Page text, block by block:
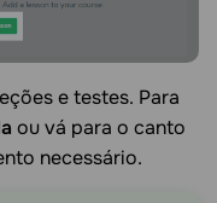
e testes. Para
ou vá para o canto
necessário.